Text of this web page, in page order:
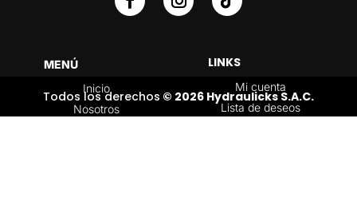
MENÚ
Inicio
Nosotros
LINKS
Mi cuenta
Lista de deseos
Todos los derechos © 2026 Hydraulicks S.A.C.